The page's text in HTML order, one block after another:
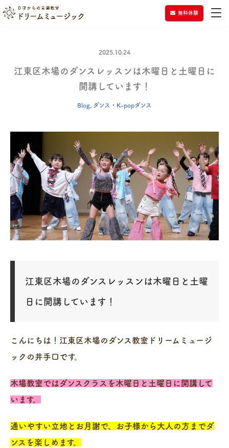
無料体験
2025.10.24
江東区木場のダンスレッスンは木曜日と土曜日に
開講しています！
Blog ダンス・K-popダンス
江東区木場のダンスレッスンは木曜日と土曜
日に開講しています！
こんにちは！江東区木場のダンス教室ドリームミュージ
ックの井手口です。
木場教室ではダンスクラスを木曜日と土曜日に開講して
います。
通いやすい立地とお月謝で、お子様から大人の方までダ
ンスを楽しめます。